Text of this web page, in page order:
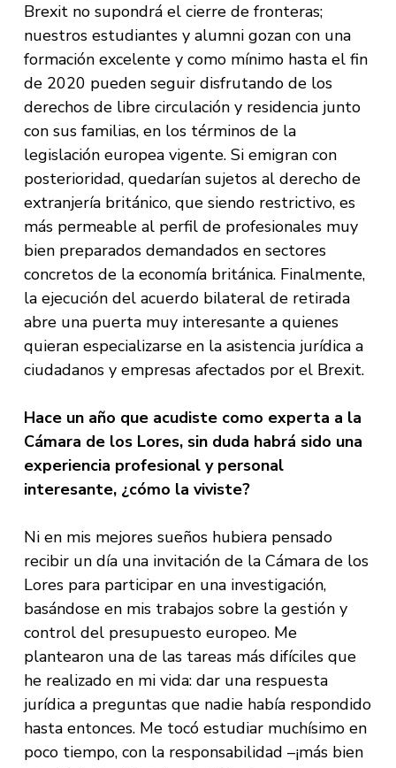
Brexit no supondrá el cierre de fronteras;
nuestros estudiantes y alumni gozan con una
formación excelente y como mínimo hasta el fin
de 2020 pueden seguir disfrutando de los
derechos de libre circulación y residencia junto
con sus familias, en los términos de la
legislación europea vigente. Si emigran con
posterioridad, quedarían sujetos al derecho de
extranjería británico, que siendo restrictivo, es
más permeable al perfil de profesionales muy
bien preparados demandados en sectores
concretos de la economía británica. Finalmente,
la ejecución del acuerdo bilateral de retirada
abre una puerta muy interesante a quienes
quieran especializarse en la asistencia jurídica a
ciudadanos y empresas afectados por el Brexit.
Hace un año que acudiste como experta a la
Cámara de los Lores, sin duda habrá sido una
experiencia profesional y personal
interesante, ¿cómo la viviste?
Ni en mis mejores sueños hubiera pensado
recibir un día una invitación de la Cámara de los
Lores para participar en una investigación,
basándose en mis trabajos sobre la gestión y
control del presupuesto europeo. Me
plantearon una de las tareas más difíciles que
he realizado en mi vida: dar una respuesta
jurídica a preguntas que nadie había respondido
hasta entonces. Me tocó estudiar muchísimo en
poco tiempo, con la responsabilidad –¡más bien